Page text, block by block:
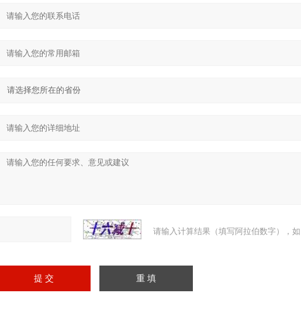
请输入计算结果（填写阿拉伯数字），